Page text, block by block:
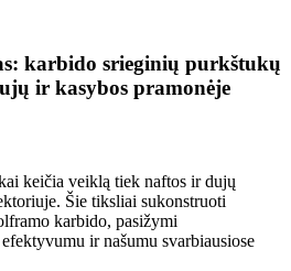
karbido srieginių purkštukų
ir kasybos pramonėje
keičia veiklą tiek naftos ir dujų
Šie tiksliai sukonstruoti
karbido, pasižymi
ir našumu svarbiausiose